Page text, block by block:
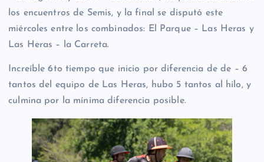
los encuentros de Semis, y la final se disputó este
miércoles entre los combinados: El Parque – Las Heras y
Las Heras – la Carreta.
Increíble 6to tiempo que inicio por diferencia de de – 6
tantos del equipo de Las Heras, hubo 5 tantos al hilo, y
culmina por la mínima diferencia posible.